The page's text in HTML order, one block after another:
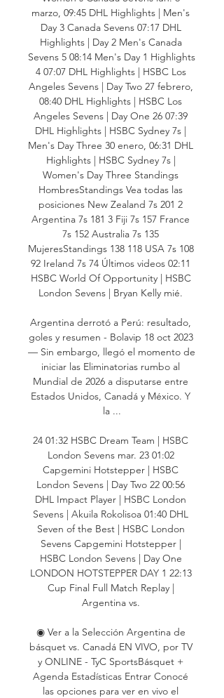
marzo, 09:45 DHL Highlights | Men's
Day 3 Canada Sevens 07:17 DHL
Highlights | Day 2 Men's Canada
Sevens 5 08:14 Men's Day 1 Highlights
4 07:07 DHL Highlights | HSBC Los
Angeles Sevens | Day Two 27 febrero,
08:40 DHL Highlights | HSBC Los
Angeles Sevens | Day One 26 07:39
DHL Highlights | HSBC Sydney 7s |
Men's Day Three 30 enero, 06:31 DHL
Highlights | HSBC Sydney 7s |
Women's Day Three Standings
HombresStandings Vea todas las
posiciones New Zealand 7s 201 2
Argentina 7s 181 3 Fiji 7s 157 France
7s 152 Australia 7s 135
MujeresStandings 138 118 USA 7s 108
92 Ireland 7s 74 Últimos videos 02:11
HSBC World Of Opportunity | HSBC
London Sevens | Bryan Kelly mié.
Argentina derrotó a Perú: resultado,
goles y resumen - Bolavip 18 oct 2023
— Sin embargo, llegó el momento de
iniciar las Eliminatorias rumbo al
Mundial de 2026 a disputarse entre
Estados Unidos, Canadá y México. Y
la ...
24 01:32 HSBC Dream Team | HSBC
London Sevens mar. 23 01:02
Capgemini Hotstepper | HSBC
London Sevens | Day Two 22 00:56
DHL Impact Player | HSBC London
Sevens | Akuila Rokolisoa 01:40 DHL
Seven of the Best | HSBC London
Sevens Capgemini Hotstepper |
HSBC London Sevens | Day One
LONDON HOTSTEPPER DAY 1 22:13
Cup Final Full Match Replay |
Argentina vs.
◉ Ver a la Selección Argentina de
básquet vs. Canadá EN VIVO, por TV
y ONLINE - TyC SportsBásquet +
Agenda Estadísticas Entrar Conocé
las opciones para ver en vivo el